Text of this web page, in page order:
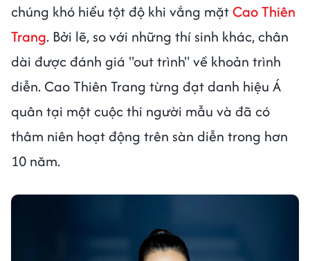
chúng khó hiểu tột độ khi vắng mặtCao Thiên
Trang. Bởi lẽ, so với những thí sinh khác, chân
dài được đánh giá "out trình" về khoản trình
diễn. Cao Thiên Trang từng đạt danh hiệu Á
quân tại một cuộc thi người mẫu và đã có
thâm niên hoạt động trên sàn diễn trong hơn
10 năm.